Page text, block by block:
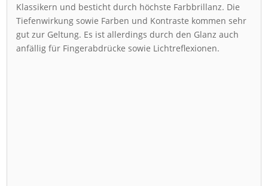
Klassikern und besticht durch höchste Farbbrillanz. Die
Tiefenwirkung sowie Farben und Kontraste kommen sehr
gut zur Geltung. Es ist allerdings durch den Glanz auch
anfällig für Fingerabdrücke sowie Lichtreflexionen.